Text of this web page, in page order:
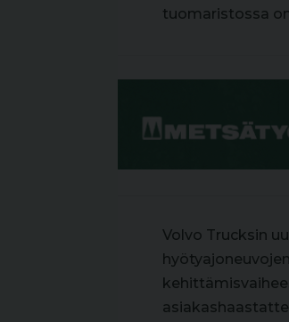
tuomaristossa
Volvo Trucksin